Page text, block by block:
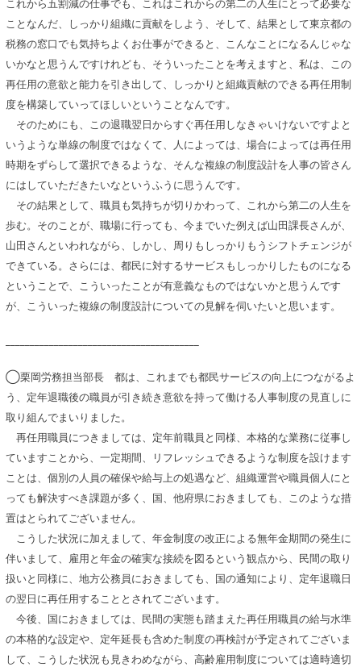
これから五割減の仕事でも、これはこれからの第二の人生にとって必要な
ことなんだ、しっかり組織に貢献をしよう、そして、結果として東京都の
税務の窓口でも気持ちよくお仕事ができると、こんなことになるんじゃな
いかなと思うんですけれども、そういったことを考えますと、私は、この
再任用の意欲と能力を引き出して、しっかりと組織貢献のできる再任用制
度を構築していってほしいということなんです。
そのためにも、この退職翌日からすぐ再任用しなきゃいけないですよと
いうような単線の制度ではなくて、人によっては、場合によっては再任用
時期をずらして選択できるような、そんな複線の制度設計を人事の皆さん
にはしていただきたいなというふうに思うんです。
その結果として、職員も気持ちが切りかわって、これから第二の人生を
歩む。そのことが、職場に行っても、今までいた例えば山田課長さんが、
山田さんといわれながら、しかし、周りもしっかりもうシフトチェンジが
できている。さらには、都民に対するサービスもしっかりしたものになる
ということで、こういったことが有意義なものではないかと思うんです
が、こういった複線の制度設計についての見解を伺いたいと思います。
◯栗岡労務担当部長 都は、これまでも都民サービスの向上につながるよ
う、定年退職後の職員が引き続き意欲を持って働ける人事制度の見直しに
取り組んでまいりました。
再任用職員につきましては、定年前職員と同様、本格的な業務に従事し
ていますことから、一定期間、リフレッシュできるような制度を設けます
ことは、個別の人員の確保や給与上の処遇など、組織運営や職員個人にと
っても解決すべき課題が多く、国、他府県におきましても、このような措
置はとられてございません。
こうした状況に加えまして、年金制度の改正による無年金期間の発生に
伴いまして、雇用と年金の確実な接続を図るという観点から、民間の取り
扱いと同様に、地方公務員におきましても、国の通知により、定年退職日
の翌日に再任用することとされてございます。
今後、国におきましては、民間の実態も踏まえた再任用職員の給与水準
の本格的な設定や、定年延長も含めた制度の再検討が予定されてございま
して、こうした状況も見きわめながら、高齢雇用制度については適時適切